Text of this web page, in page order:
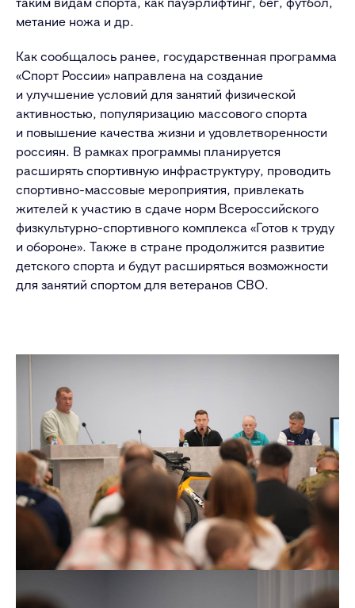
метание ножа и др.
Как сообщалось ранее, государственная программа
«Спорт России» направлена на создание
и улучшение условий для занятий физической
активностью, популяризацию массового спорта
и повышение качества жизни и удовлетворенности
россиян. В рамках программы планируется
расширять спортивную инфраструктуру, проводить
спортивно-массовые мероприятия, привлекать
жителей к участию в сдаче норм Всероссийского
физкультурно-спортивного комплекса «Готов к труду
и обороне». Также в стране продолжится развитие
детского спорта и будут расширяться возможности
для занятий спортом для ветеранов СВО.